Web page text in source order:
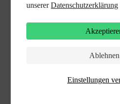
unsererDatenschutzerklärung
Einstellungen
Ablehnen